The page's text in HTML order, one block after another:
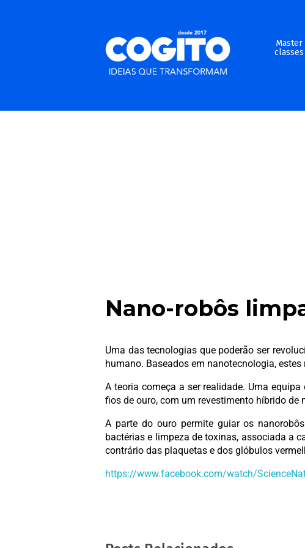
Master
classes
Nano-robôs
Uma das tecnologias que poderão ser
humano. Baseados em nanotecnologia,
A teoria começa a ser realidade. Uma
fios de ouro, com um revestimento híbrido
A parte do ouro permite guiar os
bactérias e limpeza de toxinas, associada a
contrário das plaquetas e dos glóbulos
https://www.facebook.com/watch/